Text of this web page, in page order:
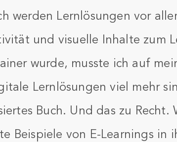
werden Lernlösungen vor
und visuelle Inhalte zum
wurde, musste ich auf
Lernlösungen viel mehr
Buch. Und das zu Recht.
Beispiele von E-Learnings in